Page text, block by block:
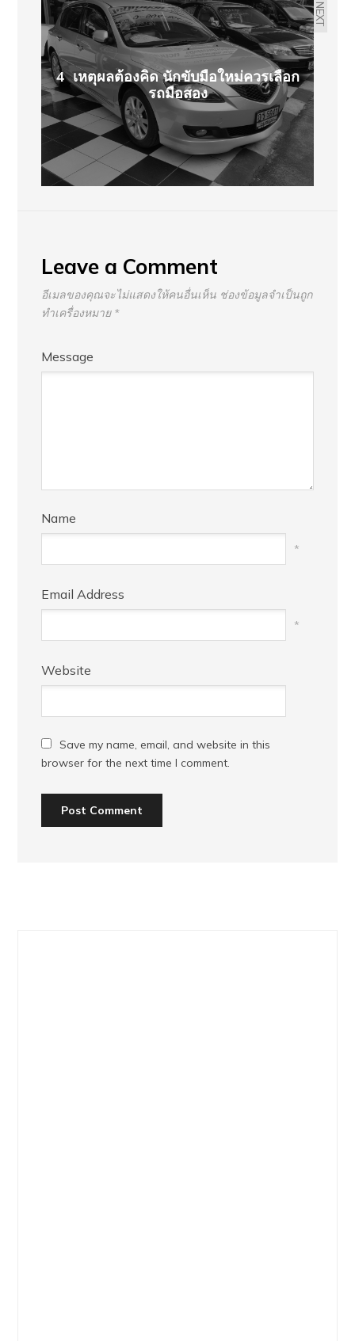
NEXT
4 เหตุผลต้องคิด นักขับมือใหม่ควรเลือก
รถมือสอง
Leave a Comment
อีเมลของคุณจะไม่แสดงให้คนอื่นเห็น ช่องข้อมูลจำเป็นถูก
ทำเครื่องหมาย *
Message
Name
*
Email Address
*
Website
Save my name, email, and website in this
browser for the next time I comment.